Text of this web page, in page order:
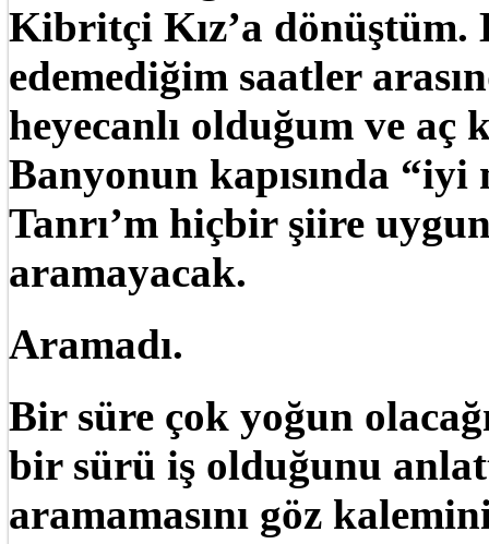
Kibritçi Kız’a
edemediğim saatler
heyecanlı olduğum ve
Banyonun kapısında
Tanrı’m hiçbir şiire
aramayacak.
Aramadı.
Bir süre çok yoğun
bir sürü iş olduğunu
aramamasını göz